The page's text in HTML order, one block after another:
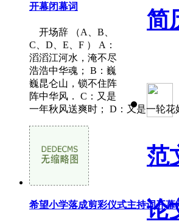
简
范
论
开幕闭幕词
开场辞 （A、B、
C、D、E、F ） A：
滔滔江河水，淹不尽
浩浩中华魂； B：巍
巍昆仑山，锁不住阵
阵中华风． C：又是
一年秋风送爽时； D：又是一轮花
希望小学落成剪彩仪式主持词开幕